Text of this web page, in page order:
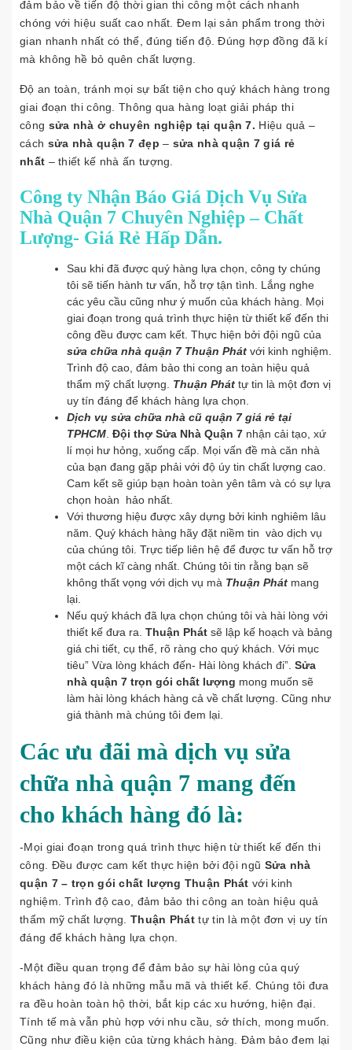
đảm bảo về tiến độ thời gian thi công một cách nhanh
chóng với hiệu suất cao nhất. Đem lại sản phẩm trong thời
gian nhanh nhất có thể, đúng tiến độ. Đúng hợp đồng đã kí
mà không hề bỏ quên chất lượng.
Độ an toàn, tránh mọi sự bất tiện cho quý khách hàng trong
giai đoạn thi công. Thông qua hàng loạt giải pháp thi
công sửa nhà ở chuyên nghiệp tại quận 7. Hiệu quả –
cách sửa nhà quận 7 đẹp – sửa nhà quận 7 giá rẻ
nhất – thiết kế nhà ấn tượng.
Công ty Nhận Báo Giá Dịch Vụ Sửa
Nhà Quận 7 Chuyên Nghiệp – Chất
Lượng- Giá Rẻ Hấp Dẫn.
Sau khi đã được quý hàng lựa chọn, công ty chúng
tôi sẽ tiến hành tư vấn, hỗ trợ tận tình. Lắng nghe
các yêu cầu cũng như ý muốn của khách hàng. Mọi
giai đoạn trong quá trình thực hiện từ thiết kế đến thi
công đều được cam kết. Thực hiện bởi đội ngũ của
sửa chữa nhà quận 7 Thuận Phát với kinh nghiệm.
Trình độ cao, đảm bảo thi cong an toàn hiệu quả
thẩm mỹ chất lượng. Thuận Phát tự tin là một đơn vị
uy tín đáng để khách hàng lựa chọn.
Dịch vụ sửa chữa nhà cũ quận 7 giá rẻ tại
TPHCM Đội thợ Sửa Nhà Quận 7 nhận cải tạo, xứ
lí mọi hư hỏng, xuống cấp. Mọi vấn đề mà căn nhà
của bạn đang gặp phải với độ úy tin chất lượng cao.
Cam kết sẽ giúp bạn hoàn toàn yên tâm và có sự lựa
chọn hoàn hảo nhất.
Với thương hiệu được xây dựng bởi kinh nghiêm lâu
năm. Quý khách hàng hãy đặt niềm tin vào dịch vụ
của chúng tôi. Trực tiếp liên hệ để được tư vấn hỗ trợ
một cách kĩ càng nhất. Chúng tôi tin rằng bạn sẽ
không thất vọng với dịch vụ mà Thuận Phát mang
lại.
Nếu quý khách đã lựa chọn chúng tôi và hài lòng với
thiết kế đưa ra. Thuận Phát sẽ lập kế hoạch và bảng
giá chi tiết, cụ thể, rõ ràng cho quý khách. Với mục
tiêu” Vừa lòng khách đến- Hài lòng khách đi”. Sửa
nhà quận 7 trọn gói chất lượng mong muốn sẽ
làm hài lòng khách hàng cả về chất lượng. Cũng như
giá thành mà chúng tôi đem lại.
Các ưu đãi mà dịch vụ sửa
chữa nhà quận 7 mang đến
cho khách hàng đó là:
-Mọi giai đoạn trong quá trình thực hiện từ thiết kế đến thi
công. Đều được cam kết thực hiện bởi đội ngũ Sửa nhà
quận 7 – trọn gói chất lượng Thuận Phát với kinh
nghiệm. Trình độ cao, đảm bảo thi công an toàn hiệu quả
thẩm mỹ chất lượng.Thuận Phát tự tin là một đơn vị uy tín
đáng để khách hàng lựa chọn.
-Một điều quan trọng để đảm bảo sự hài lòng của quý
khách hàng đó là những mẫu mã và thiết kế. Chúng tôi đưa
ra đều hoàn toàn hộ thời, bắt kịp các xu hướng, hiện đại.
Tính tế mà vẫn phù hợp với nhu cầu, sở thích, mong muốn.
Cũng như điều kiện của từng khách hàng. Đảm bảo đem lại